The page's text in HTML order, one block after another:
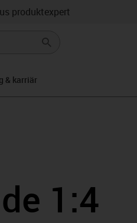
produktexpert
& karriär
1:4